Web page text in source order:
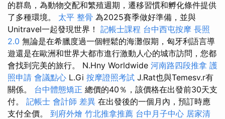
的群島，為動物交配和繁殖週期，遷移習慣和孵化條件提供
了多種環境。 太平 整骨 為2025賽季做好準備，並與
Unitravel一起發現世界！ 記帳士課程 台中西屯按摩 長照
2.0 無論是在希臘度過一個輕鬆的海灘假期，匈牙利語言導
遊還是在歐洲和世界大都市進行激動人心的城市訪問，您都
會找到完美的旅行。 N.Hny Worldwide 河南路四段推拿 護
照申請 會議點心 L.Gi 按摩證照考試 J.Rat也與Temesv.r有
關係。 台中體態矯正 總價的40％，該價格在出發前30天支
付。 記帳士 會計師 差異 在出發後的一個月內，預訂時應
支付全價。 到府外燴 竹北推拿推薦 台中月子中心 居家清